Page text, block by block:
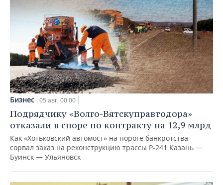
Бизнес 05 авг, 00:00
Подрядчику «Волго-Вятскуправтодора»
отказали в споре по контракту на 12,9 млрд
Как «Хотьковский автомост» на пороге банкротства
сорвал заказ на реконструкцию трассы Р‑241 Казань —
Буинск — Ульяновск